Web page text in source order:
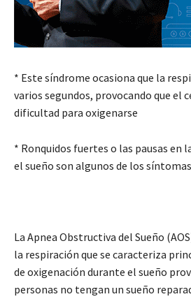
* Este síndrome ocasiona que la
varios segundos, provocando que el
dificultad para oxigenarse
* Ronquidos fuertes o las pausas en
el sueño son algunos de los síntomas
La Apnea Obstructiva del Sueño
la respiración que se caracteriza
de oxigenación durante el sueño
personas no tengan un sueño